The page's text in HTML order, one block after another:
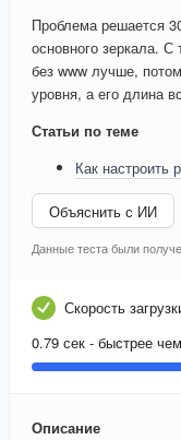
Проблема решается
основного зеркала.
без www лучше,
уровня, а его длина
Статьи по теме
Как настроить
Объяснить с ИИ
Данные теста были
Скорость
0.79 сек - быстрее
Описание